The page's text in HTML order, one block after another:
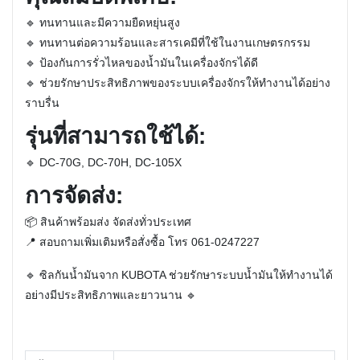
🔹 ทนทานและมีความยืดหยุ่นสูง
🔹 ทนทานต่อความร้อนและสารเคมีที่ใช้ในงานเกษตรกรรม
🔹 ป้องกันการรั่วไหลของน้ำมันในเครื่องจักรได้ดี
🔹 ช่วยรักษาประสิทธิภาพของระบบเครื่องจักรให้ทำงานได้อย่าง
ราบรื่น
รุ่นที่สามารถใช้ได้:
🔹 DC-70G, DC-70H, DC-105X
การจัดส่ง:
📦 สินค้าพร้อมส่ง จัดส่งทั่วประเทศ
📍 สอบถามเพิ่มเติมหรือสั่งซื้อ โทร 061-0247227
🔹 ซิลกันน้ำมันจาก KUBOTA ช่วยรักษาระบบน้ำมันให้ทำงานได้
อย่างมีประสิทธิภาพและยาวนาน 🔹